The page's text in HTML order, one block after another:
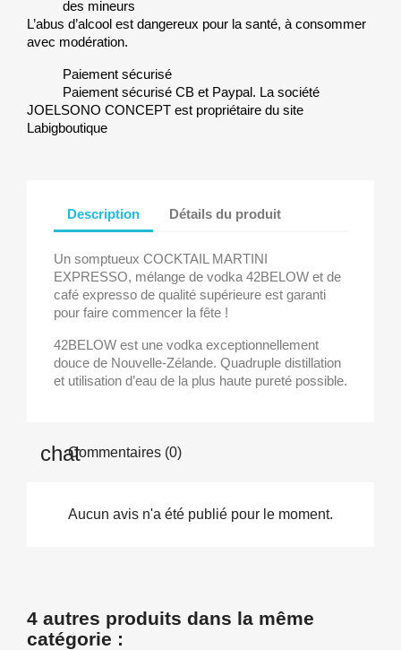
des mineurs
L’abus d’alcool est dangereux pour la santé, à consommer
avec modération.
Paiement sécurisé
Paiement sécurisé CB et Paypal. La société
JOELSONO CONCEPT est propriétaire du site
Labigboutique
Description Détails du produit
Un somptueux COCKTAIL MARTINI
EXPRESSO, mélange de vodka 42BELOW et de
café expresso de qualité supérieure est garanti
pour faire commencer la fête !
42BELOW est une vodka exceptionnellement
douce de Nouvelle-Zélande. Quadruple distillation
et utilisation d’eau de la plus haute pureté possible.
Commentaires (0)
Aucun avis n'a été publié pour le moment.
4 autres produits dans la même
catégorie :